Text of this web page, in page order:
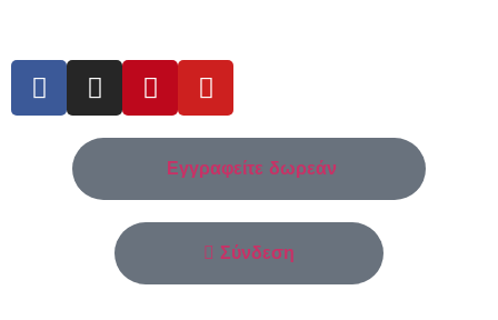
Εγγραφείτε δωρεάν
Σύνδεση